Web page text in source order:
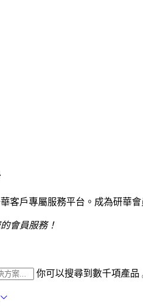
華客戶專屬服務平台。成為研華
會員服務！
你可以搜尋到數千項產品